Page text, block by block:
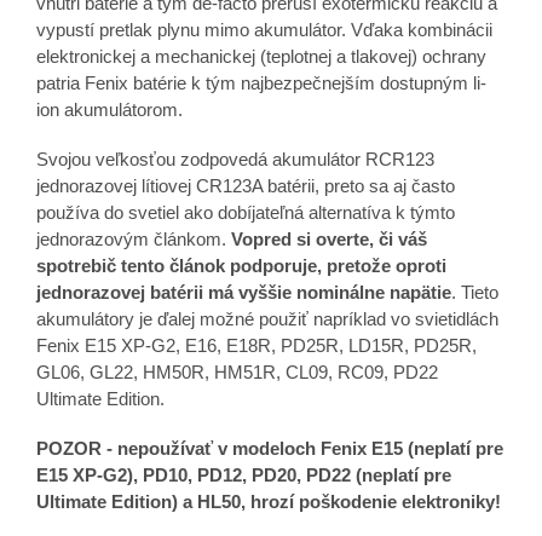
vypustí pretlak plynu mimo akumulátor. Vďaka kombinácii
elektronickej a mechanickej (teplotnej a tlakovej) ochrany
patria Fenix batérie k tým najbezpečnejším dostupným li-
ion akumulátorom.
Svojou veľkosťou zodpovedá akumulátor RCR123
jednorazovej lítiovej CR123A batérii, preto sa aj často
používa do svetiel ako dobíjateľná alternatíva k týmto
jednorazovým článkom. Vopred si overte, či váš
spotrebič tento článok podporuje, pretože oproti
jednorazovej batérii má vyššie nominálne napätie. Tieto
akumulátory je ďalej možné použiť napríklad vo svietidlách
Fenix E15 XP-G2, E16, E18R, PD25R, LD15R, PD25R,
GL06, GL22, HM50R, HM51R, CL09, RC09, PD22
Ultimate Edition.
POZOR - nepoužívať v modeloch Fenix E15 (neplatí pre
E15 XP-G2), PD10, PD12, PD20, PD22 (neplatí pre
Ultimate Edition) a HL50, hrozí poškodenie elektroniky!